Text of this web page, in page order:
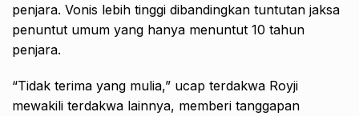
penjara. Vonis lebih tinggi dibandingkan tuntutan jaksa
penuntut umum yang hanya menuntut 10 tahun
penjara.
“Tidak terima yang mulia,” ucap terdakwa Royji
mewakili terdakwa lainnya, memberi tanggapan